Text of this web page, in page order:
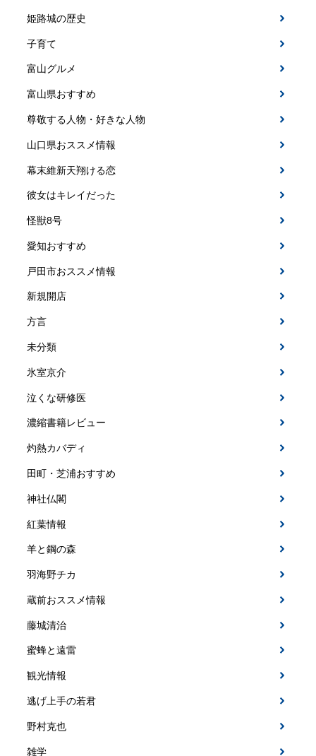
姫路城の歴史
子育て
富山グルメ
富山県おすすめ
尊敬する人物・好きな人物
山口県おススメ情報
幕末維新天翔ける恋
彼女はキレイだった
怪獣8号
愛知おすすめ
戸田市おススメ情報
新規開店
方言
未分類
氷室京介
泣くな研修医
濃縮書籍レビュー
灼熱カバディ
田町・芝浦おすすめ
神社仏閣
紅葉情報
羊と鋼の森
羽海野チカ
蔵前おススメ情報
藤城清治
蜜蜂と遠雷
観光情報
逃げ上手の若君
野村克也
雑学